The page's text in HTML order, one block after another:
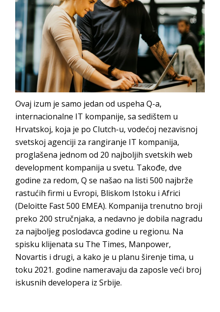
Ovaj izum je samo jedan od uspeha Q-a,
internacionalne IT kompanije, sa sedištem u
Hrvatskoj, koja je po Clutch-u, vodećoj nezavisnoj
svetskoj agenciji za rangiranje IT kompanija,
proglašena jednom od 20 najboljih svetskih web
development kompanija u svetu. Takođe, dve
godine za redom, Q se našao na listi 500 najbrže
rastućih firmi u Evropi, Bliskom Istoku i Africi
(Deloitte Fast 500 EMEA). Kompanija trenutno broji
preko 200 stručnjaka, a nedavno je dobila nagradu
za najboljeg poslodavca godine u regionu. Na
spisku klijenata su The Times, Manpower,
Novartis i drugi, a kako je u planu širenje tima, u
toku 2021. godine nameravaju da zaposle veći broj
iskusnih developera iz Srbije.